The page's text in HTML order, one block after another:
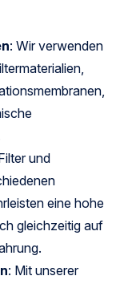
: Wir verwenden
und
eine hohe
gleichzeitig auf
: Mit unserer